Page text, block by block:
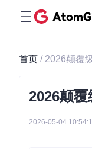
首页 / 2026颠覆
2026颠
2026-05-04